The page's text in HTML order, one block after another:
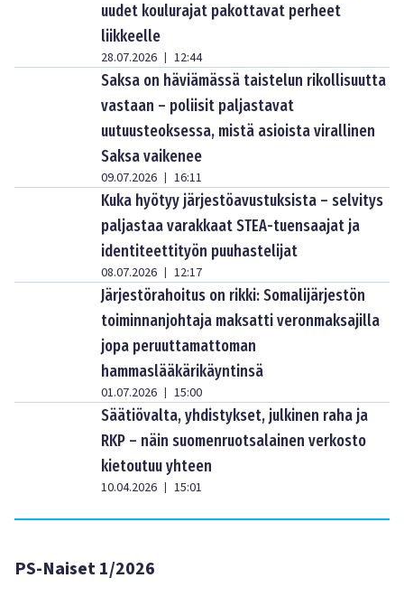
uudet koulurajat pakottavat perheet
liikkeelle
28.07.2026 | 12:44
Saksa on häviämässä taistelun rikollisuutta
vastaan – poliisit paljastavat
uutuusteoksessa, mistä asioista virallinen
Saksa vaikenee
09.07.2026 | 16:11
Kuka hyötyy järjestöavustuksista – selvitys
paljastaa varakkaat STEA-tuensaajat ja
identiteettityön puuhastelijat
08.07.2026 | 12:17
Järjestörahoitus on rikki: Somalijärjestön
toiminnanjohtaja maksatti veronmaksajilla
jopa peruuttamattoman
hammaslääkärikäyntinsä
01.07.2026 | 15:00
Säätiövalta, yhdistykset, julkinen raha ja
RKP – näin suomenruotsalainen verkosto
kietoutuu yhteen
10.04.2026 | 15:01
PS-Naiset 1/2026